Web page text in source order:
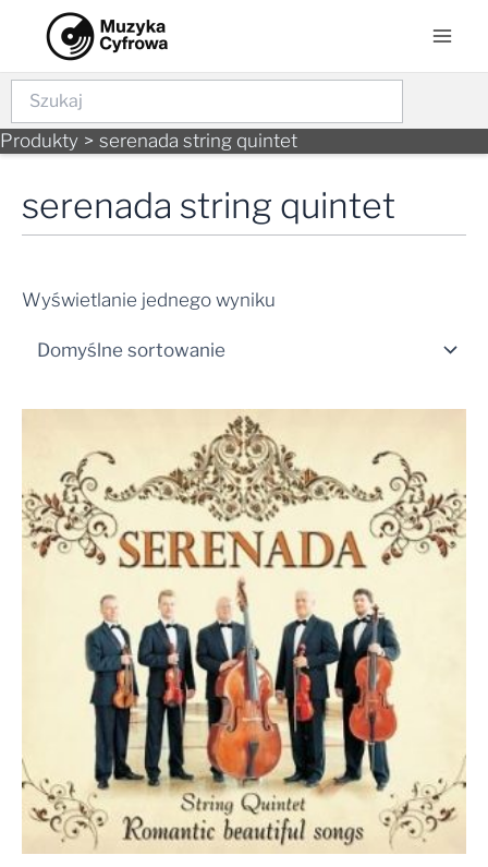
content
Szukaj
Produkty serenada string quintet
serenada string quintet
Wyświetlanie jednego wyniku